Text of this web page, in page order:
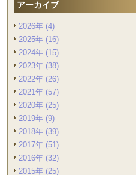
アーカイブ
2026年 (4)
2025年 (16)
2024年 (15)
2023年 (38)
2022年 (26)
2021年 (57)
2020年 (25)
2019年 (9)
2018年 (39)
2017年 (51)
2016年 (32)
2015年 (25)